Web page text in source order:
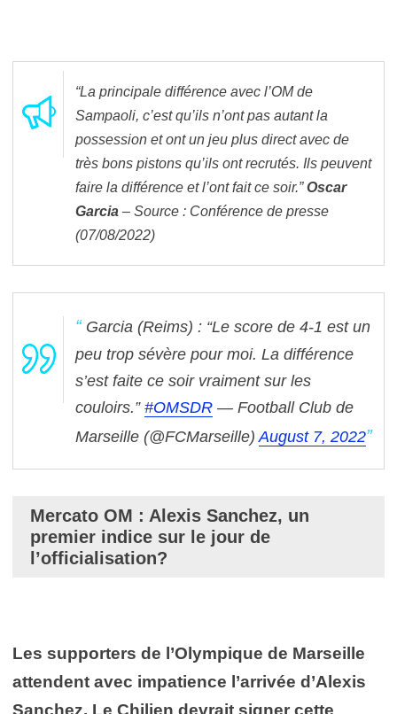
“La principale différence avec l’OM de
Sampaoli, c’est qu’ils n’ont pas autant la
possession et ont un jeu plus direct avec de
très bons pistons qu’ils ont recrutés. Ils peuvent
faire la différence et l’ont fait ce soir.”Oscar
Garcia – Source : Conférence de presse
(07/08/2022)
Garcia (Reims) : “Le score de 4-1 est un
peu trop sévère pour moi. La différence
s’est faite ce soir vraiment sur les
couloirs.” #OMSDR — Football Club de
Marseille (@FCMarseille)August 7, 2022
Mercato OM : Alexis Sanchez, un
premier indice sur le jour de
l’officialisation?
Les supporters de l’Olympique de Marseille
attendent avec impatience l’arrivée d’Alexis
Sanchez. Le Chilien devrait signer cette